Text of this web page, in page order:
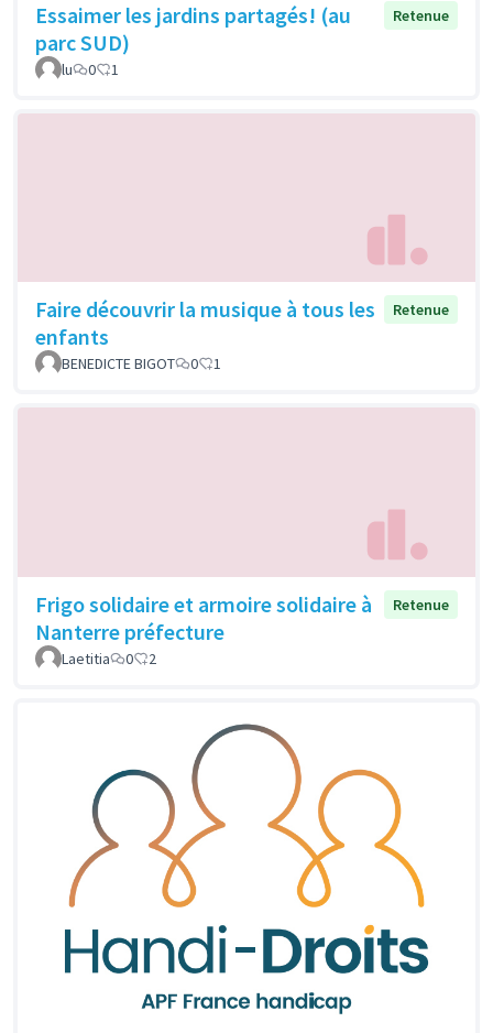
Essaimer les jardins partagés! (au
parc SUD)
Retenue
lu 0 1
Faire découvrir la musique à tous les
enfants
Retenue
BENEDICTE BIGOT 0 1
Frigo solidaire et armoire solidaire à
Nanterre préfecture
Retenue
Laetitia 0 2